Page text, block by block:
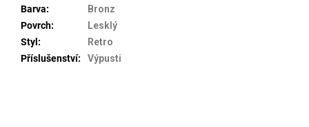
Barva:
Bronz
Povrch:
Lesklý
Styl :
Retro
Příslušenství: Výpusti